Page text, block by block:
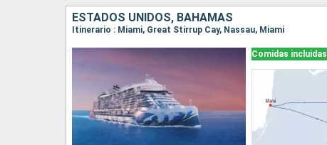
ESTADOS UNIDOS, BAHAMAS
Itinerario : Miami, Great Stirrup Cay, Nassau, Miami
Comidas incluidas